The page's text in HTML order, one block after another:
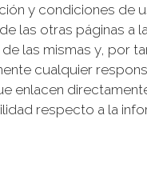
y condiciones de
las otras páginas a
las mismas y, por
cualquier
enlacen
respecto a la